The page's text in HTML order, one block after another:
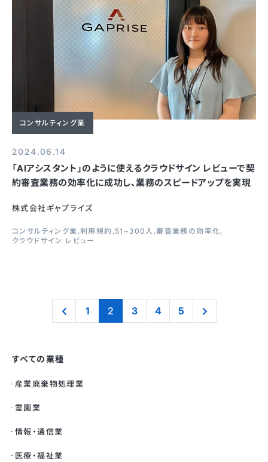
コンサルティング業
2024.06.14
「AIアシスタント」のように使えるクラウドサイン レビューで契
約審査業務の効率化に成功し、業務のスピードアップを実現
株式会社ギャプライズ
コンサルティング業 利用規約 51~300人 審査業務の効率化
クラウドサイン レビュー
1 2 3 4 5
すべての業種
産業廃棄物処理業
霊園業
情報・通信業
医療・福祉業